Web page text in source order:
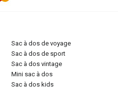
sac à dos de voyage
sac à dos de sport
sac à dos vintage
mini sac à dos
sac à dos kids